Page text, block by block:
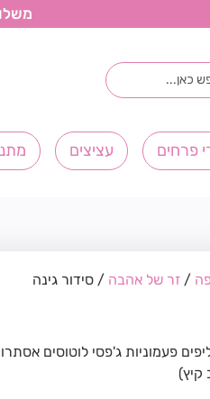
פרחים עציצים
/ זר של אהבה / סידור גינה
פעמוניות ג'פסי לוטוסים
קיץ)